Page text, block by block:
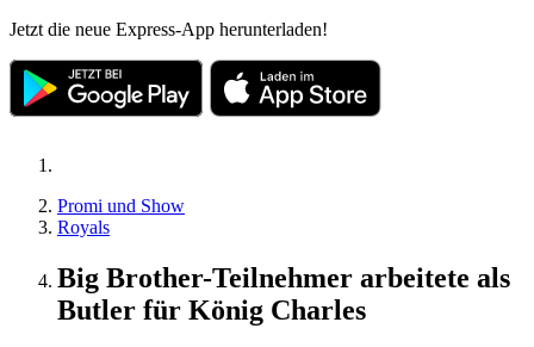
Jetzt die neue Express-App herunterladen!
Promi und Show
Royals
Big Brother-Teilnehmer arbeitete als
Butler für König Charles